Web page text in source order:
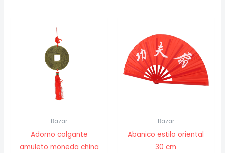
Bazar
Adorno colgante
amuleto moneda china
Bazar
Abanico estilo oriental
30 cm